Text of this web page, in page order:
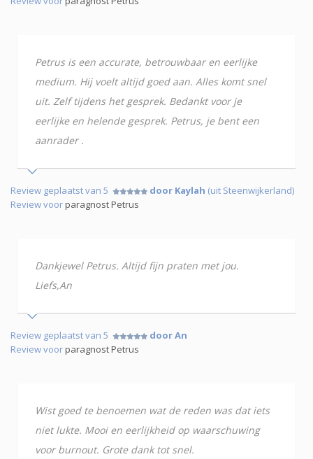
Petrus is een accurate, betrouwbaar en eerlijke
medium. Hij voelt altijd goed aan. Alles komt snel
uit. Zelf tijdens het gesprek. Bedankt voor je
eerlijke en helende gesprek. Petrus, je bent een
aanrader .
Review geplaatst van 5 door Kaylah (uit Steenwijkerland)
Review voorparagnost Petrus
Dankjewel Petrus. Altijd fijn praten met jou.
Liefs,An
Review geplaatst van 5
door An
Review voorparagnost Petrus
Wist goed te benoemen wat de reden was dat iets
niet lukte. Mooi en eerlijkheid op waarschuwing
voor burnout. Grote dank tot snel.